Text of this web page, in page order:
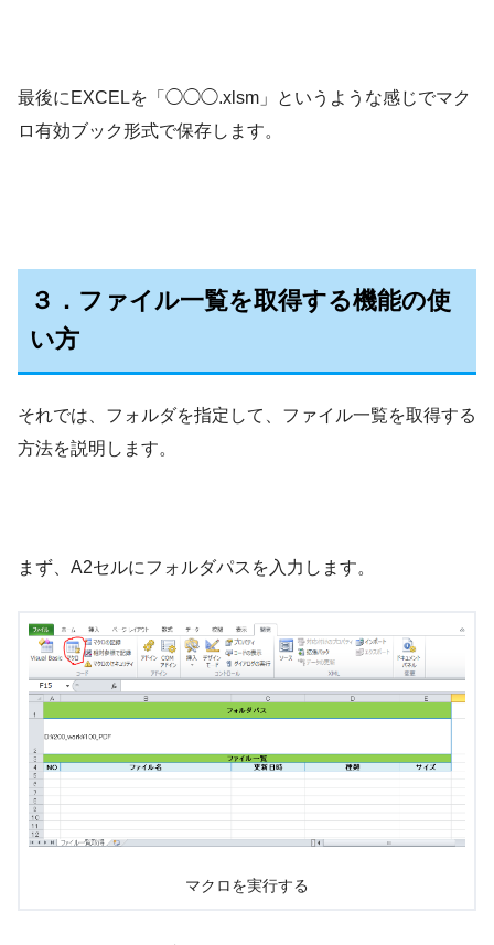
最後にEXCELを「◯◯◯.xlsm」というような感じでマク
ロ有効ブック形式で保存します。
３．ファイル一覧を取得する機能の使
い方
それでは、フォルダを指定して、ファイル一覧を取得する
方法を説明します。
まず、A2セルにフォルダパスを入力します。
マクロを実行する